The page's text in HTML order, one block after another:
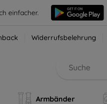
einfacher.
Widerrufsbelehrung
Armbänder